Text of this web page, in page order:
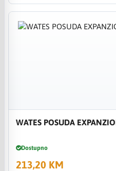
WATES POSUDA
Dostupno
213,20 KM